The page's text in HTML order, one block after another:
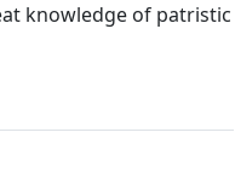
knowledge of patristic